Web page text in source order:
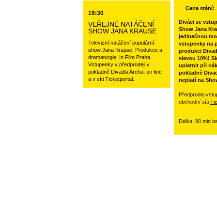
19:30
VEŘEJNÉ NATÁČENÍ
SHOW JANA KRAUSE
Televizní natáčení populární
show Jana Krause. Produkce a
dramaturgie: In Film Praha.
Vstupenky v předprodeji v
pokladně Divadla Archa, on-line
a v síti Ticketportal.
Cena stání:
Diváci se
Show Jana
jedinečnou
vstupenky na
produkci
slevou 10%!
uplatnit při
pokladně
neplatí na
Předprodej
obchodní síti
Délka: 90 min